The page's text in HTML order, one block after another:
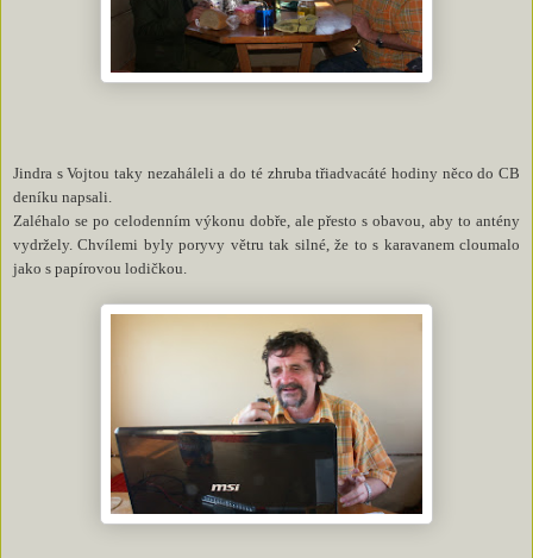
Jindra s Vojtou taky nezaháleli a do té zhruba třiadvacáté hodiny něco do CB
deníku napsali.
Zaléhalo se po celodenním výkonu dobře, ale přesto s obavou, aby to antény
vydržely. Chvílemi byly poryvy větru tak silné, že to s karavanem cloumalo
jako s papírovou lodičkou.